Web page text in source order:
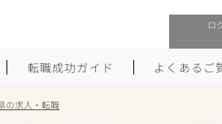
ロ
転職成功ガイド よくあるご
の求人・転職